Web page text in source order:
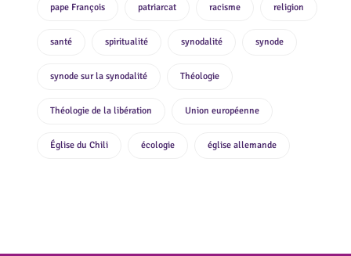
pape François patriarcat racisme religion
santé spiritualité synodalité synode
synode sur la synodalité Théologie
Théologie de la libération Union européenne
Église du Chili écologie église allemande